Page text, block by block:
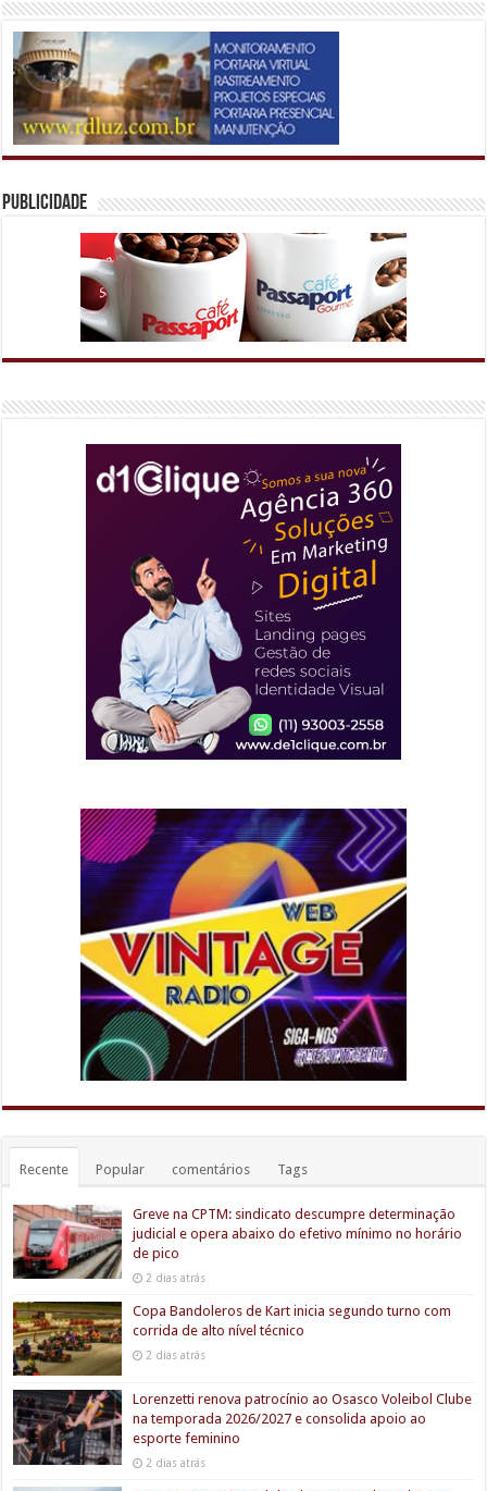
Publicidade
Recente Popular comentários Tags
Greve na CPTM: sindicato descumpre determinação
judicial e opera abaixo do efetivo mínimo no horário
de pico
2 dias atrás
Copa Bandoleros de Kart inicia segundo turno com
corrida de alto nível técnico
2 dias atrás
Lorenzetti renova patrocínio ao Osasco Voleibol Clube
na temporada 2026/2027 e consolida apoio ao
esporte feminino
2 dias atrás